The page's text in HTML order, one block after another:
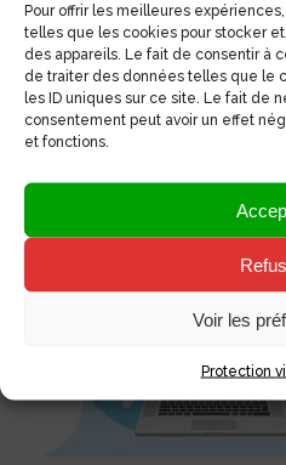
Pour offrir les meilleures
telles que les cookies pour stocker
des appareils. Le fait de consentir à
de traiter des données telles que le
les ID uniques sur ce site. Le fait de
consentement peut avoir un effet
et fonctions.
Voir les
Protection
Le marché de la vente en
d’Euros de chiffres d’affaires
nouvelle a été annoncée fin
la Fédération du E commerce
contexte économique et
tendances du e commerce